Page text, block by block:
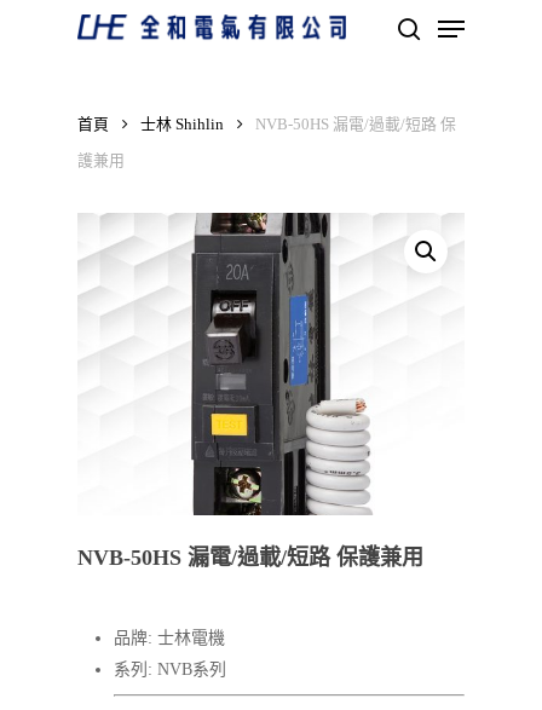
Menu
首頁 士林 Shihlin NVB-50HS 漏電/過載/短路 保
護兼用
NVB-50HS 漏電/過載/短路 保護兼用
品牌: 士林電機
系列: NVB系列